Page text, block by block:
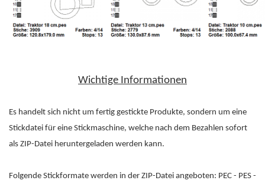
Wichtige Informationen
Es handelt sich nicht um fertig gestickte Produkte, sondern um eine
Stickdatei für eine Stickmaschine, welche nach dem Bezahlen sofort
als ZIP-Datei heruntergeladen werden kann.
Folgende Stickformate werden in der ZIP-Datei angeboten: PEC - PES -